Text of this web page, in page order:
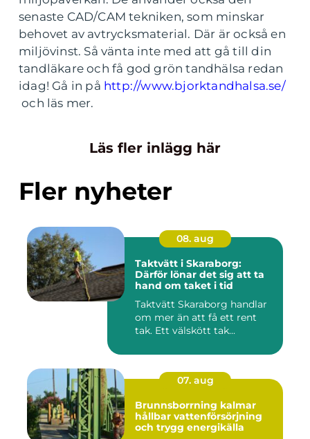
senaste CAD/CAM tekniken, som minskar
behovet av avtrycksmaterial. Där är också en
miljövinst. Så vänta inte med att gå till din
tandläkare och få god grön tandhälsa redan
idag! Gå in på http://www.bjorktandhalsa.se/
och läs mer.
Läs fler inlägg här
Fler nyheter
08. aug
Taktvätt i Skaraborg:
Därför lönar det sig att ta
hand om taket i tid
Taktvätt Skaraborg handlar
om mer än att få ett rent
tak. Ett välskött tak...
07. aug
Brunnsborrning kalmar
hållbar vattenförsörjning
och trygg energikälla